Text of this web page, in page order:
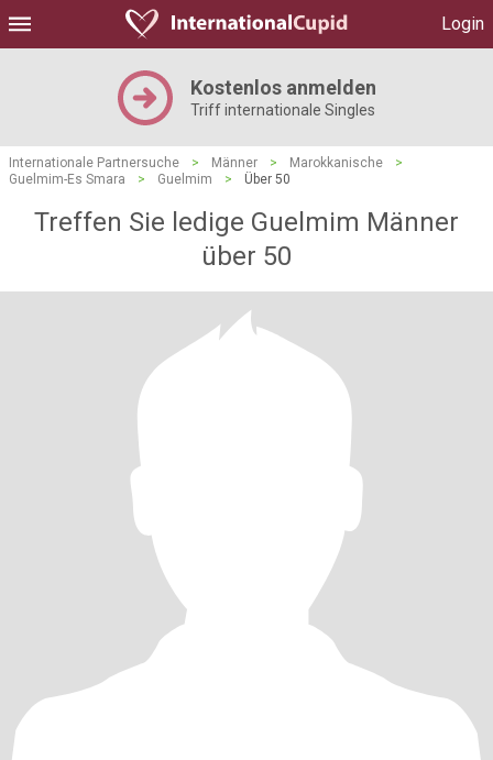
Login
Kostenlos anmelden
Triff internationale Singles
Internationale Partnersuche > Männer > Marokkanische
>
Guelmim-Es Smara
> Guelmim > Über 50
Treffen Sie ledige Guelmim Männer
über 50